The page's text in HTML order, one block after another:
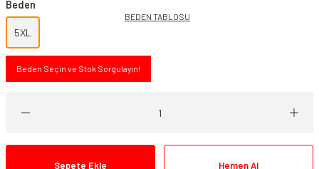
Beden
5XL
BEDEN TABLOSU
Beden Seçin ve Stok Sorgulayın!
Sepete Ekle Hemen Al